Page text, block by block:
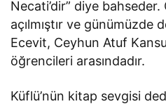
Necati’dir” diye bahseder.
açılmıştır ve günümüzde
Ecevit, Ceyhun Atuf
öğrencileri arasındadır.
Küflü’nün kitap sevgisi